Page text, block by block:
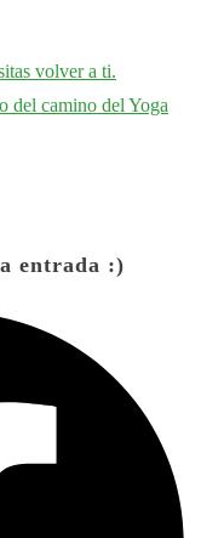
volver a ti.
del camino del Yoga
entrada :)